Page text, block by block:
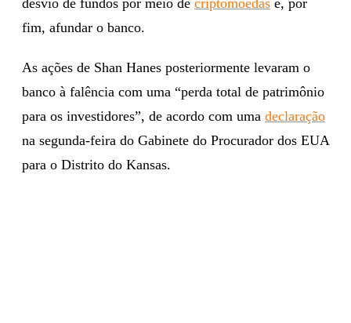
fim, afundar o banco.
As ações de Shan Hanes posteriormente levaram o
banco à falência com uma “perda total de patrimônio
para os investidores”, de acordo com uma declaração
na segunda-feira do Gabinete do Procurador dos EUA
para o Distrito do Kansas.